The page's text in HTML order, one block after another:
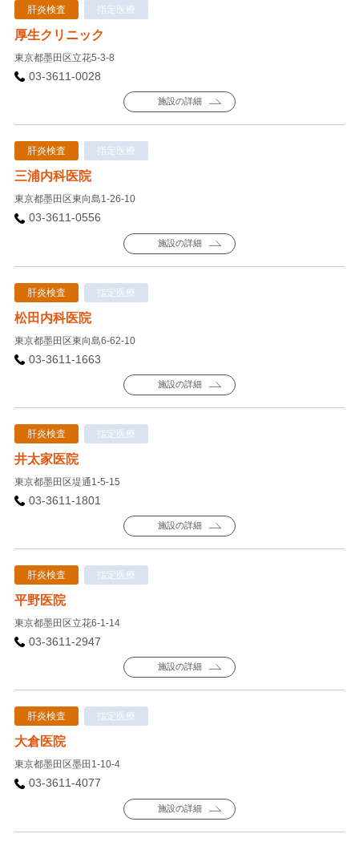
肝炎検査 指定医療
厚生クリニック
東京都墨田区立花5-3-8
03-3611-0028
施設の詳細
肝炎検査 指定医療
三浦内科医院
東京都墨田区東向島1-26-10
03-3611-0556
施設の詳細
肝炎検査 指定医療
松田内科医院
東京都墨田区東向島6-62-10
03-3611-1663
施設の詳細
肝炎検査 指定医療
井太家医院
東京都墨田区堤通1-5-15
03-3611-1801
施設の詳細
肝炎検査 指定医療
平野医院
東京都墨田区立花6-1-14
03-3611-2947
施設の詳細
肝炎検査 指定医療
大倉医院
東京都墨田区墨田1-10-4
03-3611-4077
施設の詳細